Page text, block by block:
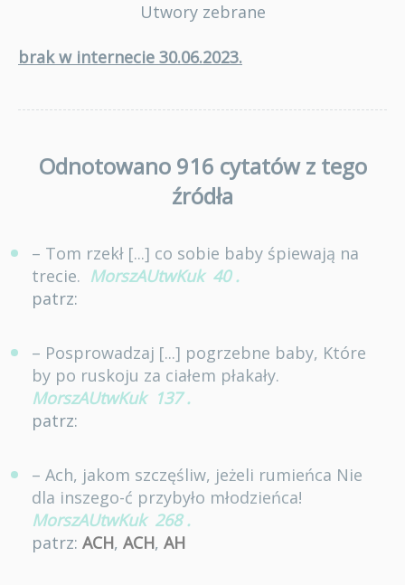
Utwory zebrane
brak w internecie 30.06.2023.
Odnotowano 916 cytatów z tego
źródła
– Tom rzekł [...] co sobie baby śpiewają na
trecie. MorszAUtwKuk 40 .
patrz:
– Posprowadzaj [...] pogrzebne baby, Które
by po ruskoju za ciałem płakały.
MorszAUtwKuk 137 .
patrz:
– Ach, jakom szczęśliw, jeżeli rumieńca Nie
dla inszego-ć przybyło młodzieńca!
MorszAUtwKuk 268 .
patrz: ACH, ACH, AH